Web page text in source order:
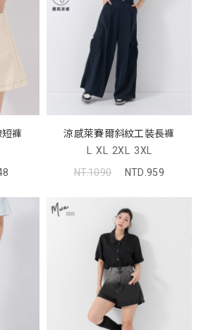
褲
涼感萊賽爾斜紋工裝長褲
L XL 2XL 3XL
NT.1090
NTD.959